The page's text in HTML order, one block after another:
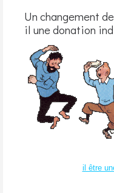
Un changement
il une donation
il être